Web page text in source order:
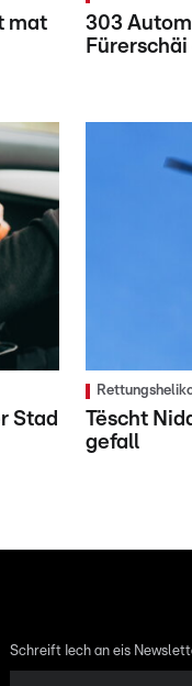
mat
303
Stad
Tëscht
gefall
Schreift Iech an eis